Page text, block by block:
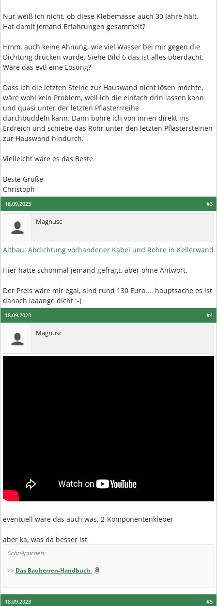
Nur weiß ich nicht, ob diese Klebemasse auch 30 Jahre hält.
Hat damit jemand Erfahrungen gesammelt?
Hmm, auch keine Ahnung, wie viel Wasser bei mir gegen die
Dichtung drücken würde. Siehe Bild 6 das ist alles überdacht.
Wäre das evtl eine Lösung?
Dass ich die letzten Steine zur Hauswand nicht lösen möchte,
wäre wohl kein Problem, weil ich die einfach drin lassen kann
und quasi unter der letzten Pflasterrreihe
durchbuddeln kann. Dann bohre ich von innen direkt ins
Erdreich und schiebe das Rohr unter den letzten Pflastersteinen
zur Hauswand hindurch.
Vielleicht wäre es das Beste.
Beste Grüße
Christoph
#3
18.09.2023
Magnusc
Altbau: Abdichtung vorhandener Kabel und Rohre in Kellerwand
Hier hatte schonmal jemand gefragt, aber ohne Antwort.
Der Preis wäre mir egal, sind rund 130 Euro.... hauptsache es ist
danach laaange dicht :-)
#4
18.09.2023
Magnusc
eventuell wäre das auch was. 2-Komponentenkleber
aber ka, was da besser ist
Schnäppchen:
>> Das Bauherren-Handbuch
#5
18.09.2023